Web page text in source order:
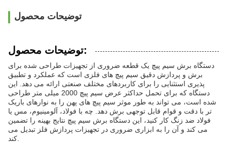
توضیحات محصول
توضیحات محصول:
دستگاه برش سیم پیچ یک قطعه ضروری از تجهیزات طراحی شده برای
برش و پردازش دقیق سیم پیچ های فلزی است که عملکرد و تطبیق
پذیری استثنایی را برای کاربردهای مختلف صنعتی ارائه می دهد. این
دستگاه که برای تحمل حداکثر عرض سیم پیچ 2000 میلی متر طراحی
شده است، می تواند به طور موثر سیم پیچ های پهن را به نوارهای باریک
تر با دقت و قوام قابل توجهی برش دهد. چه با فولاد، آلومینیوم، مس یا
فولاد ضد زنگ کار کنید، این دستگاه برش سیم پیچ نتایج بهینه را تضمین
می کند و آن را به ابزاری ضروری در تجهیزات پردازش فلز تبدیل می